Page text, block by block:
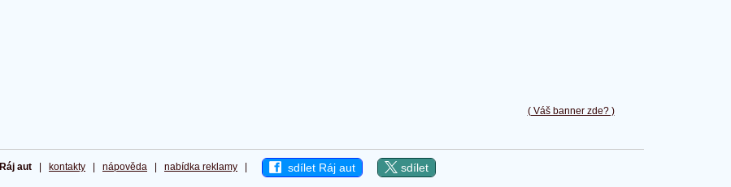
( Váš banner zde? )
Ráj aut kontakty nápověda nabídka reklamy sdílet Ráj aut sdílet